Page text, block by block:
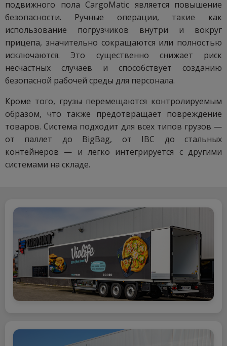
подвижного пола CargoMatic является повышение
безопасности. Ручные операции, такие как
использование погрузчиков внутри и вокруг
прицепа, значительно сокращаются или полностью
исключаются. Это существенно снижает риск
несчастных случаев и способствует созданию
безопасной рабочей среды для персонала.
Кроме того, грузы перемещаются контролируемым
образом, что также предотвращает повреждение
товаров. Система подходит для всех типов грузов —
от паллет до BigBag, от IBC до стальных
контейнеров — и легко интегрируется с другими
системами на складе.